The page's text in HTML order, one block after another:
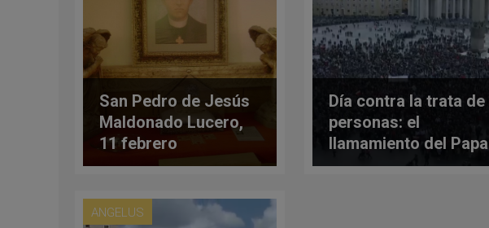
San Pedro de Jesús
Maldonado Lucero,
11 febrero
Día contra la trata de
personas: el
llamamiento del Papa
a los gobernantes
ANGELUS